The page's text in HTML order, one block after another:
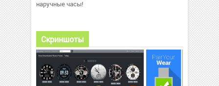
наручные часы!
Скриншоты